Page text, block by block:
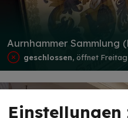
Aurnhammer Sammlung
geschlossen, öffnet
Einstellungen